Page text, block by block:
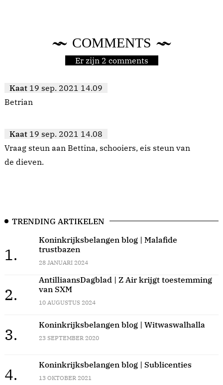
COMMENTS
Er zijn 2 comments
Kaat 19 sep. 2021 14.09
Betrian
Kaat 19 sep. 2021 14.08
Vraag steun aan Bettina, schooiers, eis steun van
de dieven.
TRENDING ARTIKELEN
1.
Koninkrijksbelangen blog | Malafide
trustbazen
28 JANUARI 2024
2.
AntilliaansDagblad | Z Air krijgt toestemming
van SXM
10 AUGUSTUS 2024
3.
Koninkrijksbelangen blog | Witwaswalhalla
23 SEPTEMBER 2020
4.
Koninkrijksbelangen blog | Sublicenties
13 OKTOBER 2021